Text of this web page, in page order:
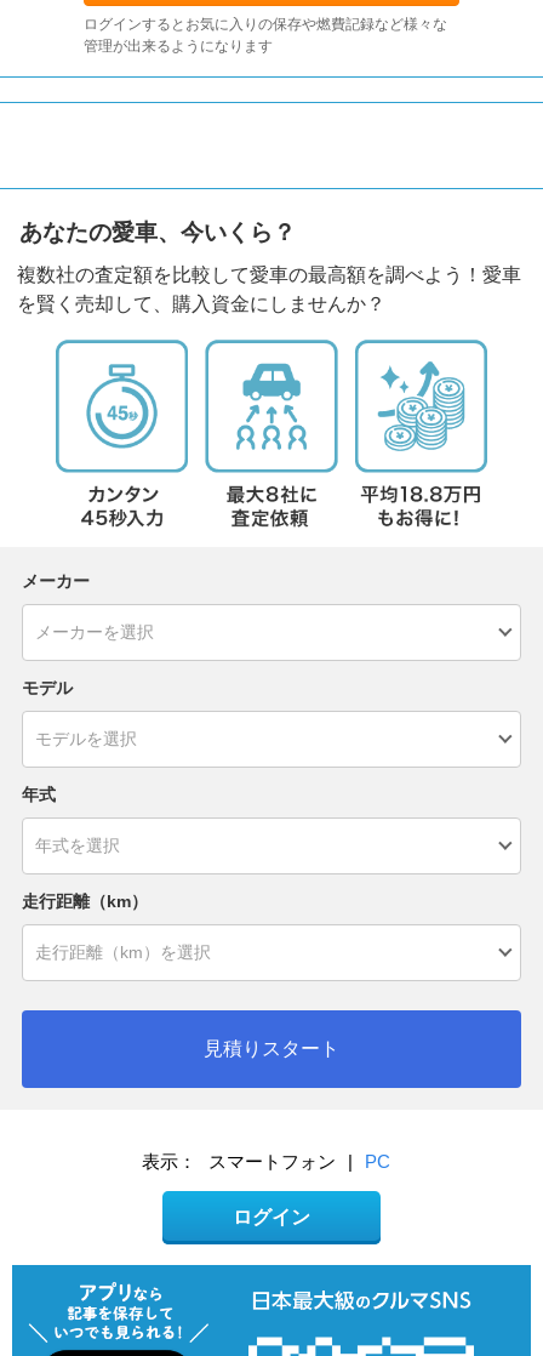
ログインするとお気に入りの保存や燃費記録など様々な
管理が出来るようになります
あなたの愛車、今いくら？
複数社の査定額を比較して愛車の最高額を調べよう！愛車
を賢く売却して、購入資金にしませんか？
メーカー
モデル
年式
走行距離（km）
見積りスタート
表示： スマートフォン | PC
ログイン